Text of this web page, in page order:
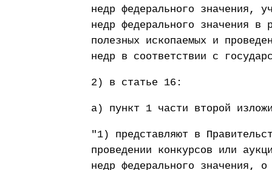
недр федерального значения,
недр федерального значения в
полезных ископаемых и
недр в соответствии с
2) в статье 16:
а) пункт 1 части второй
"1) представляют в
проведении конкурсов или
недр федерального значения,